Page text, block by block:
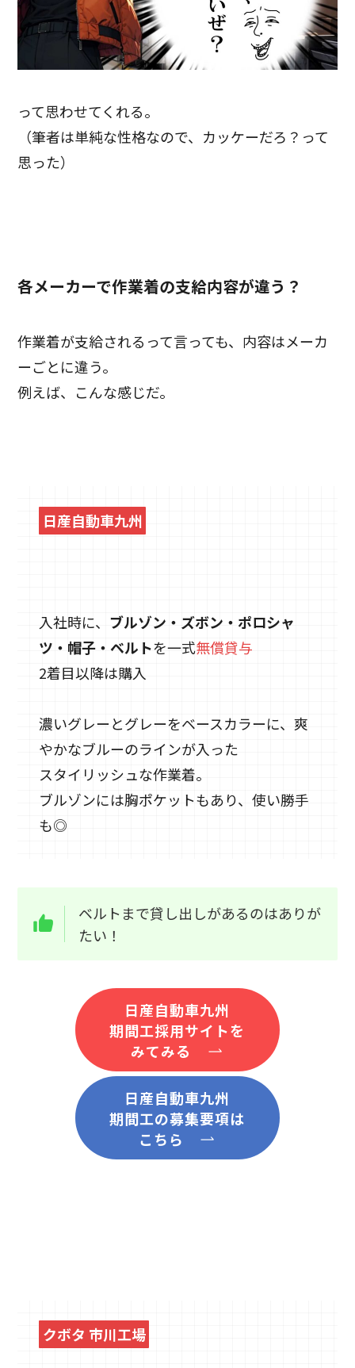
って思わせてくれる。
（筆者は単純な性格なので、カッケーだろ？って
思った）
各メーカーで作業着の支給内容が違う？
作業着が支給されるって言っても、内容はメーカ
ーごとに違う。
例えば、こんな感じだ。
日産自動車九州
入社時に、 ブルゾン・ズボン・ポロシャ
ツ・帽子・ベルトを一式無償貸与
2着目以降は購入
濃いグレーとグレーをベースカラーに、爽
やかなブルーのラインが入った
スタイリッシュな作業着。
ブルゾンには胸ポケットもあり、使い勝手
も◎
ベルトまで貸し出しがあるのはありが
たい！
日産自動車九州
期間工採用サイトを
みてみる
日産自動車九州
期間工の募集要項は
こちら
クボタ 市川工場